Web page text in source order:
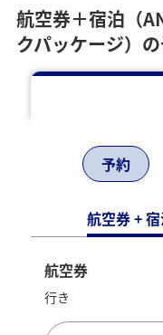
使い方をご確認くださ
下記クーポンをクリ
されますので、支払い
能です。
佐賀発東北（
1記録あたり
20,000円
航空券＋宿泊（
クパッケージ）
予約
航空券 +
航空券
行き